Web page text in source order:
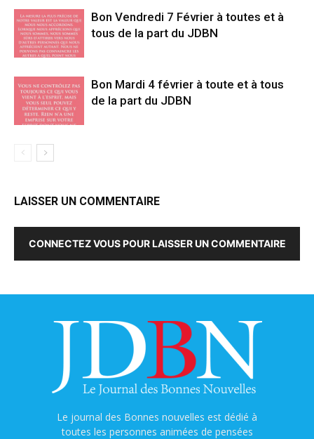
Bon Vendredi 7 Février à toutes et à
tous de la part du JDBN
Bon Mardi 4 février à toute et à tous
de la part du JDBN
LAISSER UN COMMENTAIRE
CONNECTEZ VOUS POUR LAISSER UN COMMENTAIRE
Le journal des Bonnes nouvelles est dédié à
toutes les personnes animées de pensées